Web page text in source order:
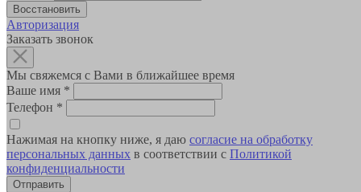
Авторизация
Заказать звонок
Мы свяжемся с Вами в ближайшее время
Ваше имя *
Телефон *
Нажимая на кнопку ниже, я даю согласие на обработку
персональных данных в соответствии с Политикой
конфиденциальности